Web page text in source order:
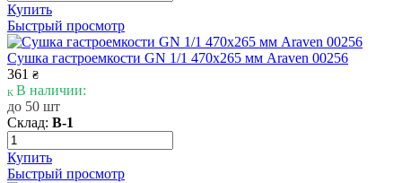
Купить
Быстрый просмотр
Сушка гастроемкости GN 1/1 470x265 мм Araven 00256
361 ₴
В наличии:
до 50 шт
Склад: В-1
Купить
Быстрый просмотр